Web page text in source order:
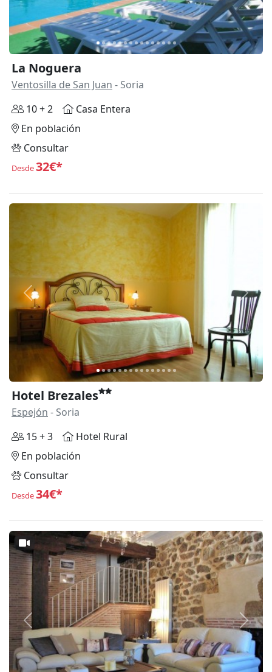
La Noguera
Ventosilla de San Juan - Soria
10 + 2
Casa Entera
En población
Consultar
Desde32€*
Anterior
Hotel Brezales
Espejón - Soria
15 + 3
Hotel Rural
En población
Consultar
Desde34€*
Anterior